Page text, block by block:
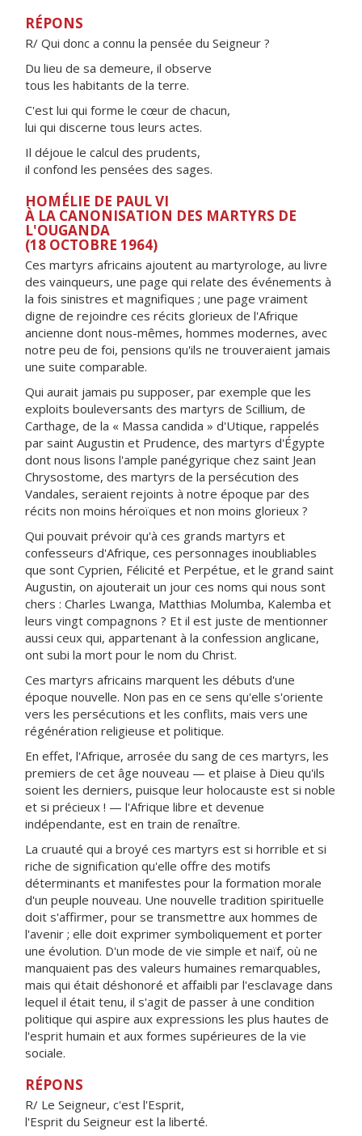
RÉPONS
R/ Qui donc a connu la pensée du Seigneur ?
Du lieu de sa demeure, il observe
tous les habitants de la terre.
C'est lui qui forme le cœur de chacun,
lui qui discerne tous leurs actes.
Il déjoue le calcul des prudents,
il confond les pensées des sages.
HOMÉLIE DE PAUL VI
À LA CANONISATION DES MARTYRS DE
L'OUGANDA
(18 OCTOBRE 1964)
Ces martyrs africains ajoutent au martyrologe, au livre
des vainqueurs, une page qui relate des événements à
la fois sinistres et magnifiques ; une page vraiment
digne de rejoindre ces récits glorieux de l'Afrique
ancienne dont nous-mêmes, hommes modernes, avec
notre peu de foi, pensions qu'ils ne trouveraient jamais
une suite comparable.
Qui aurait jamais pu supposer, par exemple que les
exploits bouleversants des martyrs de Scillium, de
Carthage, de la « Massa candida » d'Utique, rappelés
par saint Augustin et Prudence, des martyrs d'Égypte
dont nous lisons l'ample panégyrique chez saint Jean
Chrysostome, des martyrs de la persécution des
Vandales, seraient rejoints à notre époque par des
récits non moins héroïques et non moins glorieux ?
Qui pouvait prévoir qu'à ces grands martyrs et
confesseurs d'Afrique, ces personnages inoubliables
que sont Cyprien, Félicité et Perpétue, et le grand saint
Augustin, on ajouterait un jour ces noms qui nous sont
chers : Charles Lwanga, Matthias Molumba, Kalemba et
leurs vingt compagnons ? Et il est juste de mentionner
aussi ceux qui, appartenant à la confession anglicane,
ont subi la mort pour le nom du Christ.
Ces martyrs africains marquent les débuts d'une
époque nouvelle. Non pas en ce sens qu'elle s'oriente
vers les persécutions et les conflits, mais vers une
régénération religieuse et politique.
En effet, l'Afrique, arrosée du sang de ces martyrs, les
premiers de cet âge nouveau — et plaise à Dieu qu'ils
soient les derniers, puisque leur holocauste est si noble
et si précieux ! — l'Afrique libre et devenue
indépendante, est en train de renaître.
La cruauté qui a broyé ces martyrs est si horrible et si
riche de signification qu'elle offre des motifs
déterminants et manifestes pour la formation morale
d'un peuple nouveau. Une nouvelle tradition spirituelle
doit s'affirmer, pour se transmettre aux hommes de
l'avenir ; elle doit exprimer symboliquement et porter
une évolution. D'un mode de vie simple et naïf, où ne
manquaient pas des valeurs humaines remarquables,
mais qui était déshonoré et affaibli par l'esclavage dans
lequel il était tenu, il s'agit de passer à une condition
politique qui aspire aux expressions les plus hautes de
l'esprit humain et aux formes supérieures de la vie
sociale.
RÉPONS
R/ Le Seigneur, c'est l'Esprit,
l'Esprit du Seigneur est la liberté.